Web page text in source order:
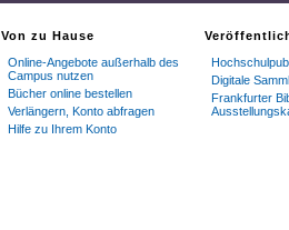
Von zu Hause
Online-Angebote außerhalb des
Campus nutzen
Bücher online bestellen
Verlängern, Konto abfragen
Hilfe zu Ihrem Konto
Digitale
Frankfurter